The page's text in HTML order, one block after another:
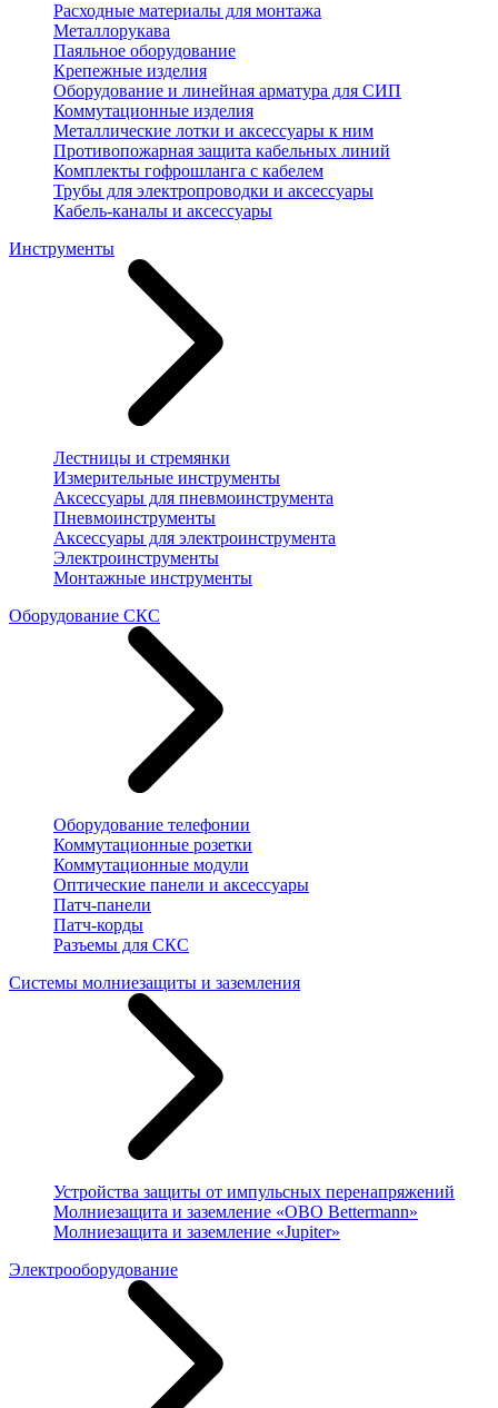
Расходные материалы для монтажа
Металлорукава
Паяльное оборудование
Крепежные изделия
Оборудование и линейная арматура для СИП
Коммутационные изделия
Металлические лотки и аксессуары к ним
Противопожарная защита кабельных линий
Комплекты гофрошланга с кабелем
Трубы для электропроводки и аксессуары
Кабель-каналы и аксессуары
Инструменты
Лестницы и стремянки
Измерительные инструменты
Аксессуары для пневмоинструмента
Пневмоинструменты
Аксессуары для электроинструмента
Электроинструменты
Монтажные инструменты
Оборудование СКС
Оборудование телефонии
Коммутационные розетки
Коммутационные модули
Оптические панели и аксессуары
Патч-панели
Патч-корды
Разъемы для СКС
Системы молниезащиты и заземления
Устройства защиты от импульсных перенапряжений
Молниезащита и заземление «OBO Bettermann»
Молниезащита и заземление «Jupiter»
Электрооборудование